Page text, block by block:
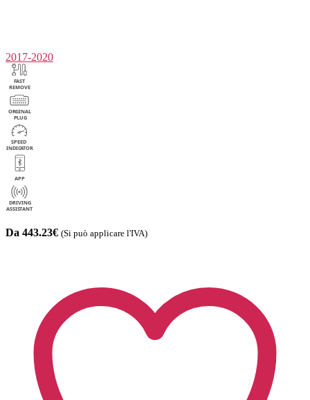
2017-2020
Da 443.23€ (Si può applicare l'IVA)